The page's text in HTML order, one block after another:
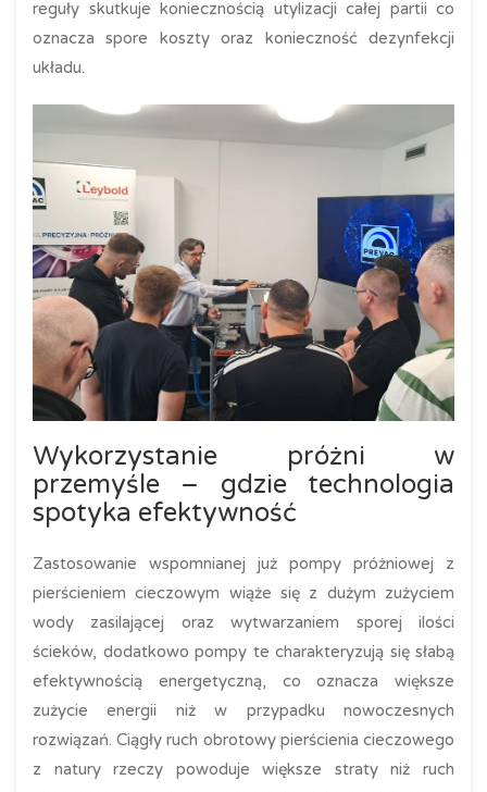
reguły skutkuje koniecznością utylizacji całej partii co
oznacza spore koszty oraz konieczność dezynfekcji
układu.
Wykorzystanie próżni w
przemyśle – gdzie technologia
spotyka efektywność
Zastosowanie wspomnianej już pompy próżniowej z
pierścieniem cieczowym wiąże się z dużym zużyciem
wody zasilającej oraz wytwarzaniem sporej ilości
ścieków, dodatkowo pompy te charakteryzują się słabą
efektywnością energetyczną, co oznacza większe
zużycie energii niż w przypadku nowoczesnych
rozwiązań. Ciągły ruch obrotowy pierścienia cieczowego
z natury rzeczy powoduje większe straty niż ruch